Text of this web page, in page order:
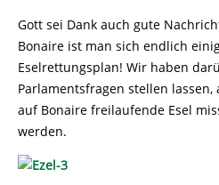
Gott sei Dank auch gute
Bonaire ist man sich endlich
Eselrettungsplan! Wir haben
Parlamentsfragen stellen lassen,
auf Bonaire freilaufende Esel
werden.